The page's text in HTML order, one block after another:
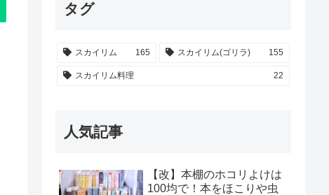
タグ
スカイリム 165 スカイリム(ゴリラ) 155
スカイリム料理 22
人気記事
【改】本棚のホコリよけは
100均で！本をほこりや虫